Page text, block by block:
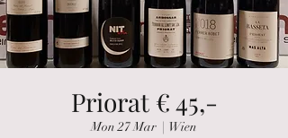
Priorat € 45,-
Mon 27 Mar
  |
Wien